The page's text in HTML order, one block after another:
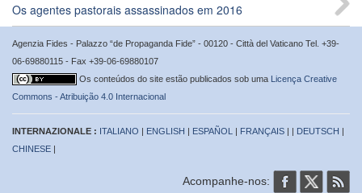
Os agentes pastorais assassinados em 2016
Agenzia Fides - Palazzo “de Propaganda Fide” - 00120 - Città del Vaticano Tel. +39-
06-69880115 - Fax +39-06-69880107
Os conteúdos do site estão publicados sob uma Licença Creative
Commons - Atribuição 4.0 Internacional
INTERNAZIONALE : ITALIANO | ENGLISH | ESPAÑOL | FRANÇAIS | | DEUTSCH |
CHINESE |
Acompanhe-nos: